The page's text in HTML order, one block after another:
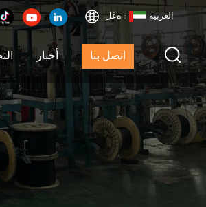
ةغل : العربية
أخبار اتصل بنا